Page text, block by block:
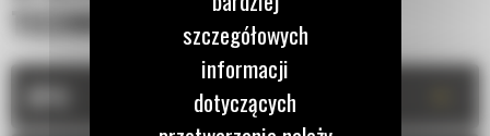
TECHNICZNA
szczegółowych
informacji
dotyczących